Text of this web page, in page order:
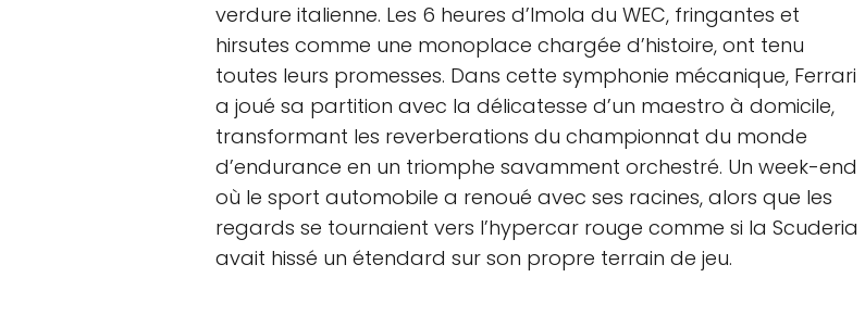
verdure italienne. Les 6 heures d’Imola du WEC, fringantes et
hirsutes comme une monoplace chargée d’histoire, ont tenu
toutes leurs promesses. Dans cette symphonie mécanique, Ferrari
a joué sa partition avec la délicatesse d’un maestro à domicile,
transformant les reverberations du championnat du monde
d’endurance en un triomphe savamment orchestré. Un week-end
où le sport automobile a renoué avec ses racines, alors que les
regards se tournaient vers l’hypercar rouge comme si la Scuderia
avait hissé un étendard sur son propre terrain de jeu.